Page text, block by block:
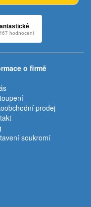
o firmě
prodej
soukromí